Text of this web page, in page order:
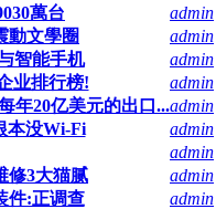
萬台
admin
動文學圈
admin
智能手机
admin
业排行榜!
admin
年20亿美元的出口...admin
本没Wi-Fi
admin
admin
修3大猫腻
admin
件:正调查
admin